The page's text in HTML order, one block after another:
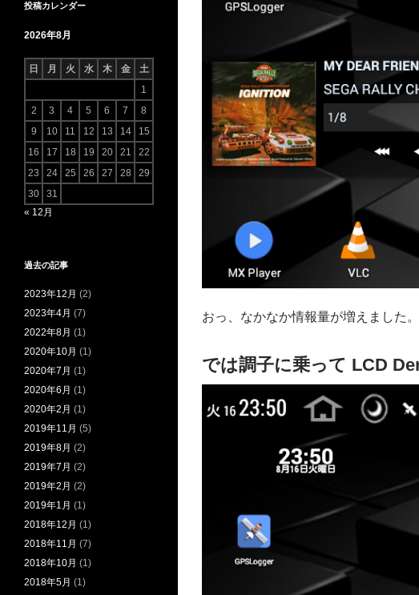
おっ、なかなか情報量が増えました
では調子に乗って LCD
投稿カレンダー
2026年8月
日 月 火 水 木 金
土
1
2
3 4 5 6 7
8
9
10 11 12 13 14
15
16
17 18 19 20 21
22
23
24 25 26 27 28
29
30
31
« 12月
過去の記事
2023年12月 (2)
2023年4月 (7)
2022年8月 (1)
2020年10月 (1)
2020年7月 (1)
2020年6月 (1)
2020年2月 (1)
2019年11月 (5)
2019年8月 (2)
2019年7月 (2)
2019年2月 (2)
2019年1月 (1)
2018年12月 (1)
2018年11月 (7)
2018年10月 (1)
2018年5月 (1)